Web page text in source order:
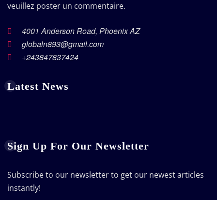
veuillez poster un commentaire.
4001 Anderson Road, Phoenix AZ
globaln893@gmail.com
+243847837424
Latest News
Sign Up For Our Newsletter
Subscribe to our newsletter to get our newest articles
instantly!